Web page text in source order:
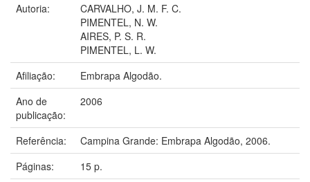
Autoria:
CARVALHO, J. M. F. C.
PIMENTEL, N. W.
AIRES, P. S. R.
PIMENTEL, L. W.
Afiliação:
Embrapa Algodão.
Ano de
publicação:
2006
Referência:
Campina Grande: Embrapa Algodão, 2006.
Páginas:
15 p.